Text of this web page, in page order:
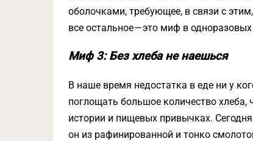
оболочками, требующее, в связи с
все остальное — это миф в
Миф 3: Без хлеба не наешься
В наше время недостатка в еде ни у
поглощать большое количество
истории и пищевых привычках.
он из рафинированной и тонко